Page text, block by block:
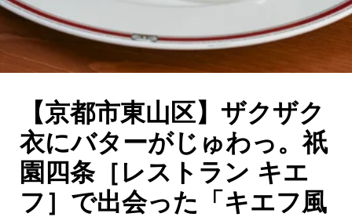
SERIES
CULTURE
ABOUT US
Instagram
チケットプレゼント応募
【京都市東山区】ザクザク
衣にバターがじゅわっ。祇
園四条［レストラン キエ
フ］で出会った「キエフ風